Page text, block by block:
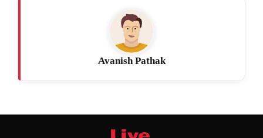
Avanish Pathak